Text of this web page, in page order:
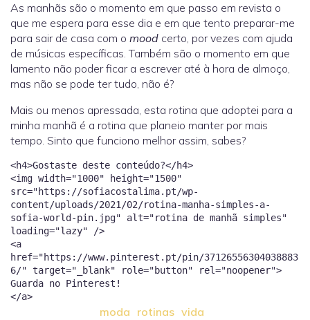
As manhãs são o momento em que passo em revista o
que me espera para esse dia e em que tento preparar-me
para sair de casa com o mood certo, por vezes com ajuda
de músicas específicas. Também são o momento em que
lamento não poder ficar a escrever até à hora de almoço,
mas não se pode ter tudo, não é?
Mais ou menos apressada, esta rotina que adoptei para a
minha manhã é a rotina que planeio manter por mais
tempo. Sinto que funciono melhor assim, sabes?
<h4>Gostaste deste conteúdo?</h4>
<img width="1000" height="1500"
src="https://sofiacostalima.pt/wp-
content/uploads/2021/02/rotina-manha-simples-a-
sofia-world-pin.jpg" alt="rotina de manhã simples"
loading="lazy" />
<a
href="https://www.pinterest.pt/pin/37126556304038883
6/" target="_blank" role="button" rel="noopener">
Guarda no Pinterest!
moda rotinas vida